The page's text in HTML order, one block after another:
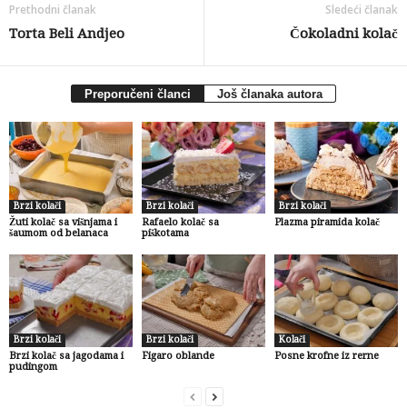
Prethodni članak
Torta Beli Andjeo
Sledeći članak
Čokoladni kolač
Preporučeni članci Još članaka autora
Brzi kolači
Žuti kolač sa višnjama i
šaumom od belanaca
Brzi kolači
Rafaelo kolač sa
piškotama
Brzi kolači
Plazma piramida kolač
Brzi kolači
Brzi kolač sa jagodama i
pudingom
Brzi kolači
Figaro oblande
Kolači
Posne krofne iz rerne